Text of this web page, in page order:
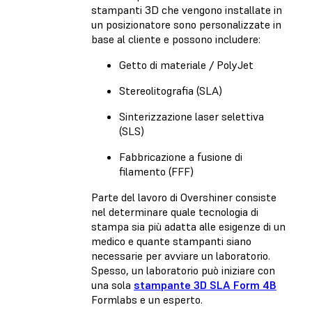
stampanti 3D che vengono installate in
un posizionatore sono personalizzate in
base al cliente e possono includere:
Getto di materiale / PolyJet
Stereolitografia (SLA)
Sinterizzazione laser selettiva
(SLS)
Fabbricazione a fusione di
filamento (FFF)
Parte del lavoro di Overshiner consiste
nel determinare quale tecnologia di
stampa sia più adatta alle esigenze di un
medico e quante stampanti siano
necessarie per avviare un laboratorio.
Spesso, un laboratorio può iniziare con
una sola stampante 3D SLA Form 4B
Formlabs e un esperto.